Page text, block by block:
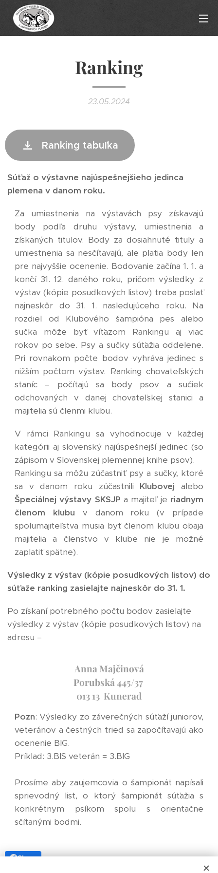
Ranking
23.05.2024
Ranking tabuľka
Súťaž o výstavne najúspešnejšieho jedinca
plemena v danom roku.
Za umiestnenia na výstavách psy získavajú
body podľa druhu výstavy, umiestnenia a
získaných titulov. Body za dosiahnuté tituly a
umiestnenia sa nesčítavajú, ale platia body len
pre najvyššie ocenenie. Bodovanie začína 1. 1. a
končí 31. 12. daného roku, pričom výsledky z
výstav (kópie posudkových listov) treba poslať
najneskôr do 31. 1. nasledujúceho roku. Na
rozdiel od Klubového šampióna pes alebo
sučka môže byť víťazom Rankingu aj viac
rokov po sebe. Psy a sučky súťažia oddelene.
Pri rovnakom počte bodov vyhráva jedinec s
nižším počtom výstav. Ranking chovateľských
staníc – počítajú sa body psov a sučiek
odchovaných v danej chovateľskej stanici a
majitelia sú členmi klubu.
V rámci Rankingu sa vyhodnocuje v každej
kategórii aj slovenský najúspešnejší jedinec (so
zápisom v Slovenskej plemennej knihe psov).
Rankingu sa môžu zúčastniť psy a sučky, ktoré
sa v danom roku zúčastnili Klubovej alebo
Špeciálnej výstavy SKSJP a majiteľ je riadnym
členom
klubu v danom roku (v prípade
spolumajiteľstva musia byť členom klubu obaja
majitelia a členstvo v klube nie je možné
zaplatiť spätne).
Výsledky z výstav (kópie posudkových listov) do
súťaže ranking zasielajte najneskôr do 31. 1.
Po získaní potrebného počtu bodov zasielajte
výsledky z výstav (kópie posudkových listov) na
adresu –
Anna Majčinová
Porubská445/37
013 13 Kunerad
Pozn: Výsledky zo záverečných súťaží juniorov,
veteránov a čestných tried sa započítavajú ako
ocenenie BIG.
Príklad: 3.BIS veterán = 3.BIG
Prosíme aby zaujemcovia o šampionát napísali
sprievodný list, o ktorý šampionát súťažia s
konkrétnym psíkom spolu s orientačne
sčítanými bodmi.
Share